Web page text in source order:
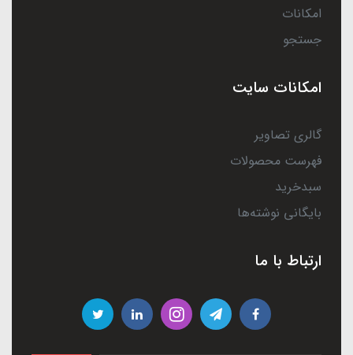
امکانات
جستجو
امکانات سایت
گالری تصاویر
فهرست محصولات
سبدخرید
بایگانی نوشته‌ها
ارتباط با ما